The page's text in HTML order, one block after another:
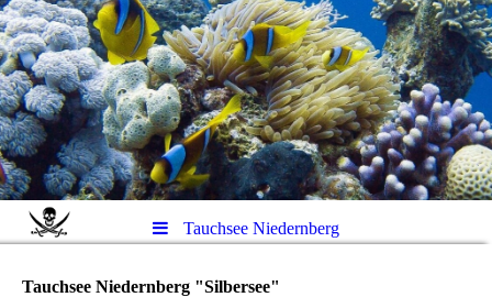
Tauchsee Niedernberg
Tauchsee Niedernberg "Silbersee"